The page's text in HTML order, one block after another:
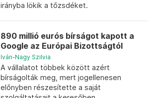
irányba lökik a tőzsdéket.
890 millió eurós bírságot kapott a
Google az Európai Bizottságtól
Iván-Nagy Szilvia
A vállalatot többek között azért
bírságolták meg, mert jogellenesen
előnyben részesítette a saját